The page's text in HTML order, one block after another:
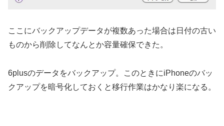
ここにバックアップデータが複数あった場合は日付の古い
ものから削除してなんとか容量確保できた。
6plusのデータをバックアップ。このときにiPhoneのバッ
クアップを暗号化しておくと移行作業はかなり楽になる。